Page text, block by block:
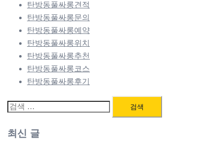
탄방동풀싸롱견적
탄방동풀싸롱문의
탄방동풀싸롱예약
탄방동풀싸롱위치
탄방동풀싸롱추천
탄방동풀싸롱코스
탄방동풀싸롱후기
검
최신 글